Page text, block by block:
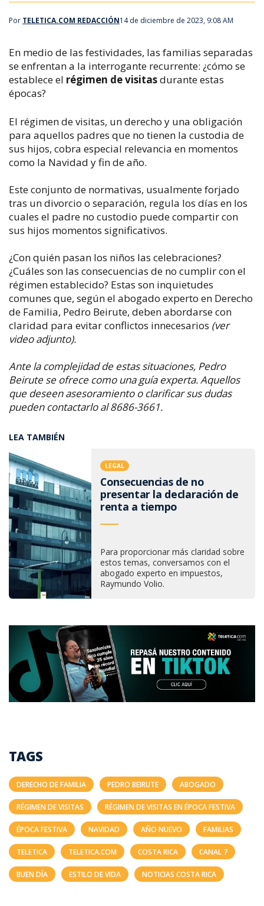
Por TELETICA.COM REDACCIÓN14 de diciembre de 2023, 9:08 AM
En medio de las festividades, las familias separadas
se enfrentan a la interrogante recurrente: ¿cómo se
establece el régimen de visitasdurante estas
épocas?
El régimen de visitas, un derecho y una obligación
para aquellos padres que no tienen la custodia de
sus hijos, cobra especial relevancia en momentos
como la Navidad y fin de año.
Este conjunto de normativas, usualmente forjado
tras un divorcio o separación, regula los días en los
cuales el padre no custodio puede compartir con
sus hijos momentos significativos.
¿Con quién pasan los niños las celebraciones?
¿Cuáles son las consecuencias de no cumplir con el
régimen establecido? Estas son inquietudes
comunes que, según el abogado experto en Derecho
de Familia, Pedro Beirute, deben abordarse con
claridad para evitar conflictos innecesarios (ver
video adjunto).
Ante la complejidad de estas situaciones, Pedro
Beirute se ofrece como una guía experta. Aquellos
que deseen asesoramiento o clarificar sus dudas
pueden contactarlo al 8686-3661.
LEA TAMBIÉN
LEGAL
Consecuencias de no
presentar la declaración de
renta a tiempo
Para proporcionar más claridad sobre
estos temas, conversamos con el
abogado experto en impuestos,
Raymundo Volio.
TAGS
DERECHO DE FAMILIA PEDRO BEIRUTE ABOGADO
RÉGIMEN DE VISITAS RÉGIMEN DE VISITAS EN ÉPOCA FESTIVA
ÉPOCA FESTIVA NAVIDAD AÑO NUEVO FAMILIAS
TELETICA TELETICA.COM COSTA RICA CANAL 7
BUEN DÍA ESTILO DE VIDA NOTICIAS COSTA RICA